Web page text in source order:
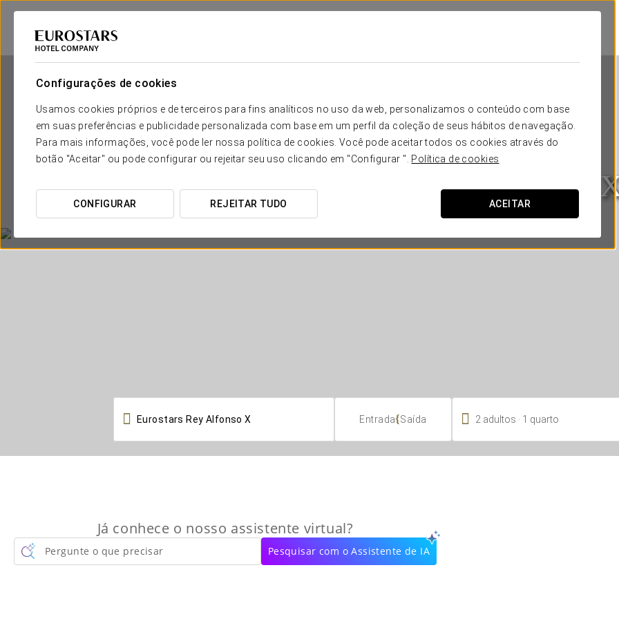
Configurações de cookies
Usamos cookies próprios e de terceiros para fins analíticos no uso da web, personalizamos o conteúdo com base
em suas preferências e publicidade personalizada com base em um perfil da coleção de seus hábitos de navegação.
Para mais informações, você pode ler nossa política de cookies. Você pode aceitar todos os cookies através do
botão "Aceitar" ou pode configurar ou rejeitar seu uso clicando em "Configurar ". Política de cookies
CONFIGURAR REJEITAR TUDO ACEITAR
Eurostars Rey Alfonso
CIDADE REAL
 Entrada{Saída  2 adultos 1 quarto
Já conhece o nosso assistente virtual?
Pergunte o que precisar Pesquisar com o Assistente de IA